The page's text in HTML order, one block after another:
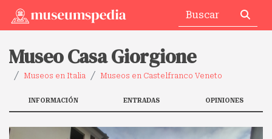
Museo Casa Giorgione
Museos en Italia Museos en Castelfranco Veneto
INFORMACIÓN ENTRADAS OPINIONES